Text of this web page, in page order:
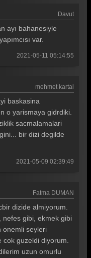
Davut
ayı bahanesiyle
var.
2021-05-11 05:14:55
mehmet kartal
baskasina
o yarismaya gidrdiki.
sacmalamalari
bir dizi degilde
2021-05-09 02:39:49
Fatma DUMAN
dizide almiyorum.
nefes gibi, ekmek gibi
onemli seyleri
guzeldi diyorum.
uzun omurlu